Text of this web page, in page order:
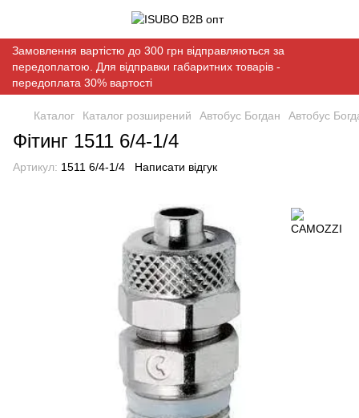
Замовлення вартістю до 300 грн відправляються за
передоплатою. Для відправки габаритних товарів -
передоплата 30% вартості
Каталог Каталог розширений Автобус Богдан Автобус
Фітинг 1511 6/4-1/4
Артикул: 1511 6/4-1/4 Написати відгук